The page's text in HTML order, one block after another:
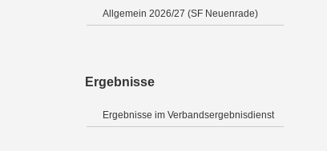
Allgemein 2026/27 (SF Neuenrade)
Ergebnisse
Ergebnisse im Verbandsergebnisdienst